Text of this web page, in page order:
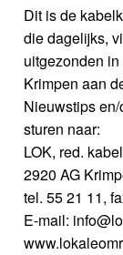
Dit is de
die dagelijks,
uitgezonden in
Krimpen aan
Nieuwstips
sturen naar:
LOK, red.
2920 AG
tel. 55 21 11,
E-mail: